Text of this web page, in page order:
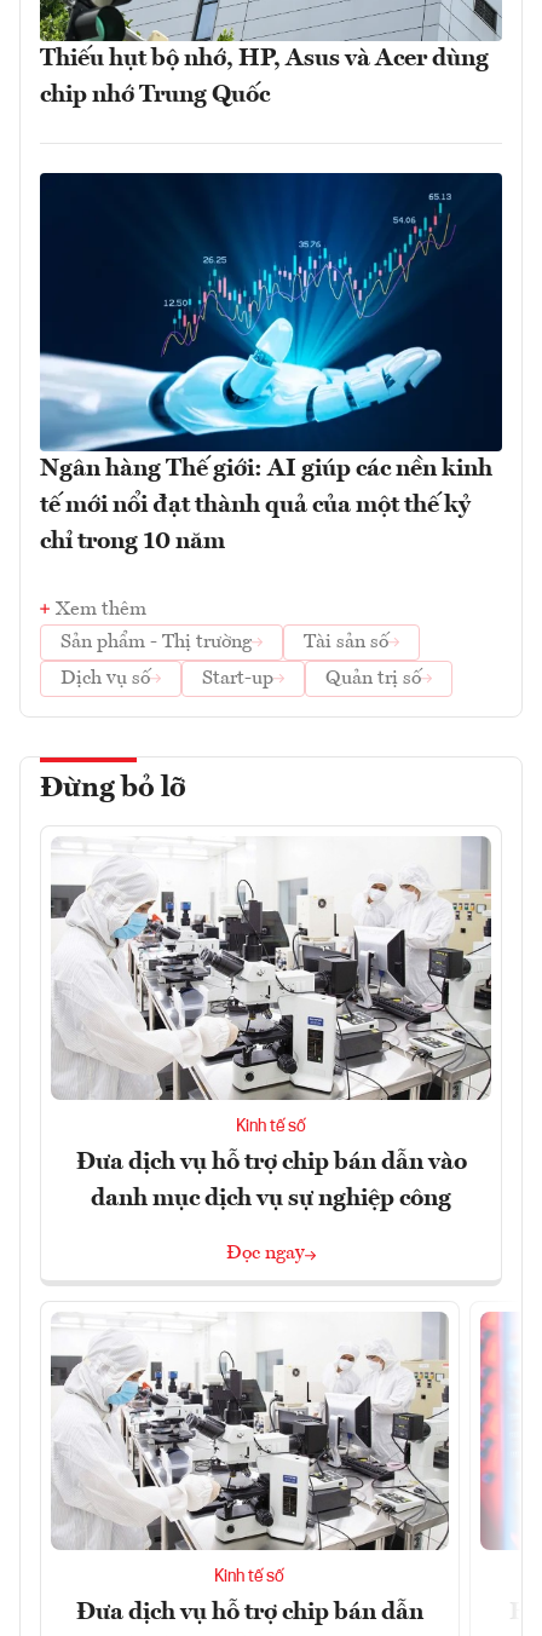
Thiếu hụt bộ nhớ, HP, Asus và Acer dùng
chip nhớ Trung Quốc
Ngân hàng Thế giới: AI giúp các nền kinh
tế mới nổi đạt thành quả của một thế kỷ
chỉ trong 10 năm
Xem thêm
Sản phẩm - Thị trường
Tài sản số
Dịch vụ số
Start-up Quản trị số
Đừng bỏ lỡ
Kinh tế số
Đưa dịch vụ hỗ trợ chip bán dẫn vào
danh mục dịch vụ sự nghiệp công
Đọc ngay
Kinh tế số
Đưa dịch vụ hỗ trợ chip bán dẫn